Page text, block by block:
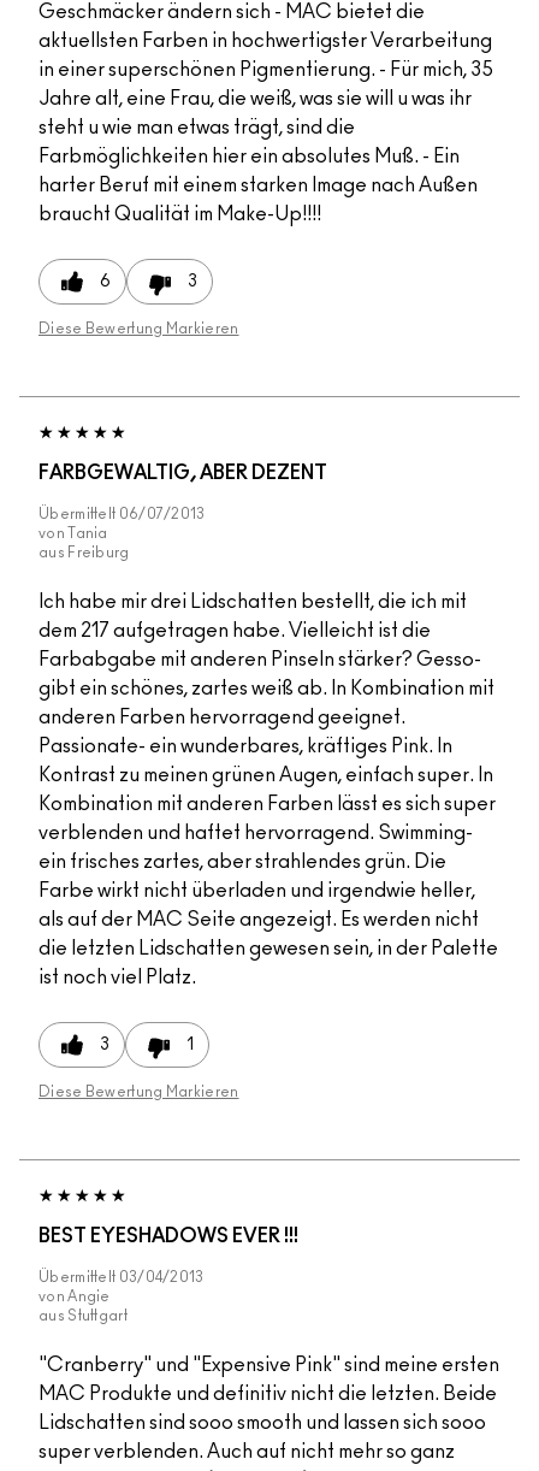
Geschmäcker ändern sich - MAC bietet die
aktuellsten Farben in hochwertigster Verarbeitung
in einer superschönen Pigmentierung. - Für mich, 35
Jahre alt, eine Frau, die weiß, was sie will u was ihr
steht u wie man etwas trägt, sind die
Farbmöglichkeiten hier ein absolutes Muß. - Ein
harter Beruf mit einem starken Image nach Außen
braucht Qualität im Make-Up!!!!
6 3
Diese Bewertung Markieren
FARBGEWALTIG, ABER DEZENT
Übermittelt 06/07/2013
von
Tania
aus Freiburg
Ich habe mir drei Lidschatten bestellt, die ich mit
dem 217 aufgetragen habe. Vielleicht ist die
Farbabgabe mit anderen Pinseln stärker? Gesso-
gibt ein schönes, zartes weiß ab. In Kombination mit
anderen Farben hervorragend geeignet.
Passionate- ein wunderbares, kräftiges Pink. In
Kontrast zu meinen grünen Augen, einfach super. In
Kombination mit anderen Farben lässt es sich super
verblenden und haftet hervorragend. Swimming-
ein frisches zartes, aber strahlendes grün. Die
Farbe wirkt nicht überladen und irgendwie heller,
als auf der MAC Seite angezeigt. Es werden nicht
die letzten Lidschatten gewesen sein, in der Palette
ist noch viel Platz.
3 1
Diese Bewertung Markieren
BEST EYESHADOWS EVER !!!
Übermittelt 03/04/2013
von Angie
aus Stuttgart
"Cranberry" und "Expensive Pink" sind meine ersten
MAC Produkte und definitiv nicht die letzten. Beide
Lidschatten sind sooo smooth und lassen sich sooo
super verblenden. Auch auf nicht mehr so ganz